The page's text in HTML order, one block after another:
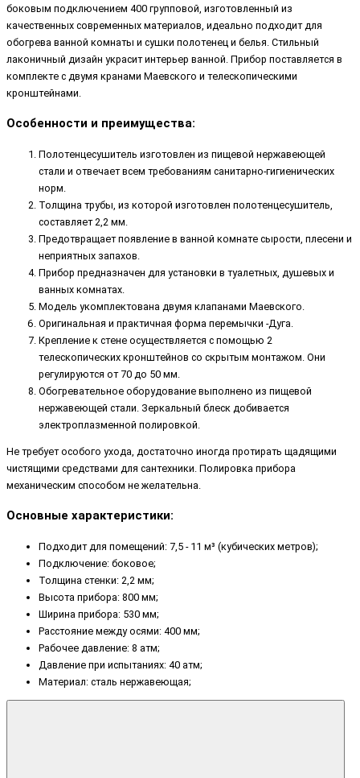
боковым подключением 400 групповой, изготовленный из
качественных современных материалов, идеально подходит для
обогрева ванной комнаты и сушки полотенец и белья. Стильный
лаконичный дизайн украсит интерьер ванной. Прибор поставляется в
комплекте с двумя кранами Маевского и телескопическими
кронштейнами.
Особенности и преимущества:
Полотенцесушитель изготовлен из пищевой нержавеющей
стали и отвечает всем требованиям санитарно-гигиенических
норм.
Толщина трубы, из которой изготовлен полотенцесушитель,
составляет 2,2 мм.
Предотвращает появление в ванной комнате сырости, плесени и
неприятных запахов.
Прибор предназначен для установки в туалетных, душевых и
ванных комнатах.
Модель укомплектована двумя клапанами Маевского.
Оригинальная и практичная форма перемычки -Дуга.
Крепление к стене осуществляется с помощью 2
телескопических кронштейнов со скрытым монтажом. Они
регулируются от 70 до 50 мм.
Обогревательное оборудование выполнено из пищевой
нержавеющей стали. Зеркальный блеск добивается
электроплазменной полировкой.
Не требует особого ухода, достаточно иногда протирать щадящими
чистящими средствами для сантехники. Полировка прибора
механическим способом не желательна.
Основные характеристики:
Подходит для помещений: 7,5 - 11 м³ (кубических метров);
Подключение: боковое;
Толщина стенки: 2,2 мм;
Высота прибора: 800 мм;
Ширина прибора: 530 мм;
Расстояние между осями: 400 мм;
Рабочее давление: 8 атм;
Давление при испытаниях: 40 атм;
Материал: сталь нержавеющая;